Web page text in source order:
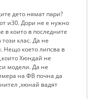
дето нямат пари?
и30. Дори не е нужно
в които в последните
клас. Да не
Нещо което липсва в
Хюндай не
модели. Да не
на ФВ почна да
,хюнай вадят